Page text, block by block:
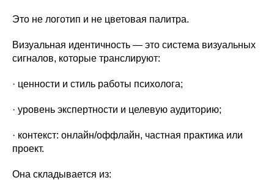
Это не логотип и не цветовая палитра.
Визуальная идентичность — это система визуальных
сигналов, которые транслируют:
· ценности и стиль работы психолога;
· уровень экспертности и целевую аудиторию;
· контекст: онлайн/оффлайн, частная практика или
проект.
Она складывается из: